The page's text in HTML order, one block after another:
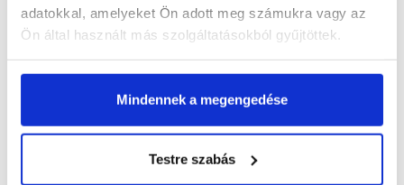
adatokkal, amelyeket Ön adott meg számukra vagy az
Ön által használt más szolgáltatásokból gyűjtöttek.
Mindennek a megengedése
Testre szabás
Email cím*
FELIRATKOZOM